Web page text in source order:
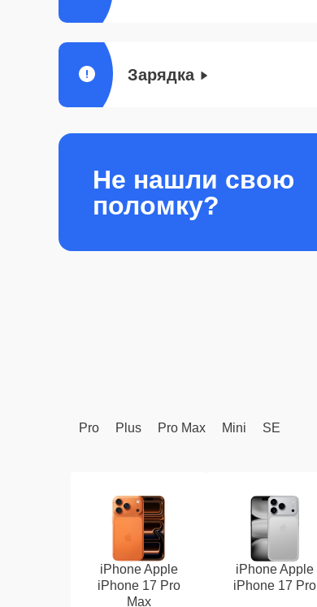
Зарядка
Не нашли свою
поломку?
Pro Plus Pro Max Mini SE
iPhone Apple
iPhone 17 Pro
Max
iPhone Apple
iPhone 17 Pro